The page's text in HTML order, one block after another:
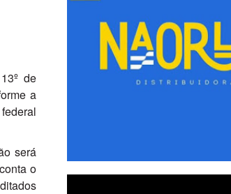
de
a
será
o